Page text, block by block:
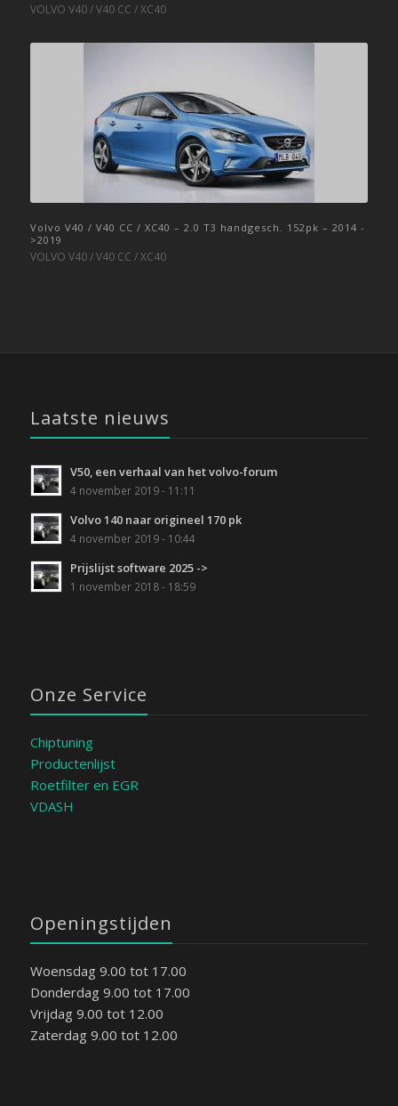
VOLVO V40 / V40 CC / XC40
Volvo V40 / V40 CC / XC40 – 2.0 T3 handgesch. 152pk – 2014 -
>2019
VOLVO V40 / V40 CC / XC40
Laatste nieuws
V50, een verhaal van het volvo-forum
4 november 2019 - 11:11
Volvo 140 naar origineel 170 pk
4 november 2019 - 10:44
Prijslijst software 2025 ->
1 november 2018 - 18:59
Onze Service
Chiptuning
Productenlijst
Roetfilter en EGR
VDASH
Openingstijden
Woensdag 9.00 tot 17.00
Donderdag 9.00 tot 17.00
Vrijdag 9.00 tot 12.00
Zaterdag 9.00 tot 12.00